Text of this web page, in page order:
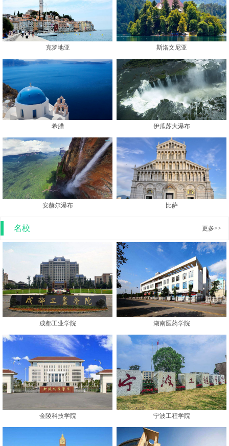
克罗地亚 斯洛文尼亚
希腊 伊瓜苏大瀑布
安赫尔瀑布 比萨
名校 更多>>
成都工业学院 湖南医药学院
金陵科技学院 宁波工程学院